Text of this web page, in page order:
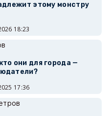
этому монстру
18:23
они для города —
17:36